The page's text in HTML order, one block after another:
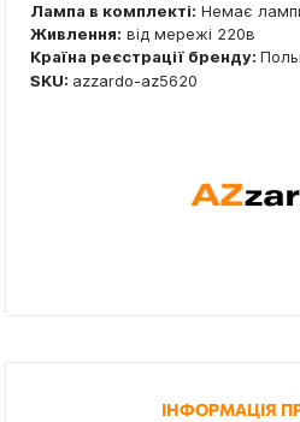
Лампа в комплекті: Немає
Живлення: від мережі 220в
Країна реєстрації бренду:
SKU: azzardo-az5620
ІНФОРМАЦІЯ